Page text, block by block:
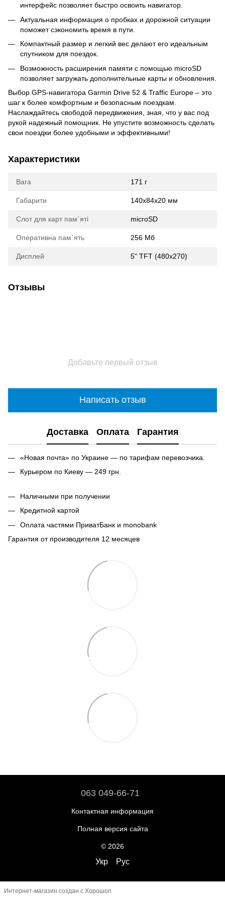
интерфейс позволяет быстро освоить навигатор.
Актуальная информация о пробках и дорожной ситуации
поможет сэкономить время в пути.
Компактный размер и легкий вес делают его идеальным
спутником для поездок.
Возможность расширения памяти с помощью microSD
позволяет загружать дополнительные карты и обновления.
Выбор GPS-навигатора Garmin Drive 52 & Traffic Europe – это
шаг к более комфортным и безопасным поездкам.
Наслаждайтесь свободой передвижения, зная, что у вас под
рукой надежный помощник. Не упустите возможность сделать
свои поездки более удобными и эффективными!
Характеристики
Вага 171 г
Габарити 140х84х20 мм
Слот для карт пам`яті microSD
Оперативна пам`ять 256 Мб
Дисплей 5" TFT (480x270)
Отзывы
Добавьте первый отзыв
Написать отзыв
Доставка Оплата Гарантия
«Новая почта» по Украине — по тарифам перевозчика.
Курьером по Киеву — 249 грн.
Наличными при получении
Кредитной картой
Оплата частями ПриватБанк и monobank
Гарантия от производителя 12 месяцев
063 049-66-71
Контактная информация
Полная версия сайта
© 2026
Укр Рус
Интернет-магазин создан с Хорошоп